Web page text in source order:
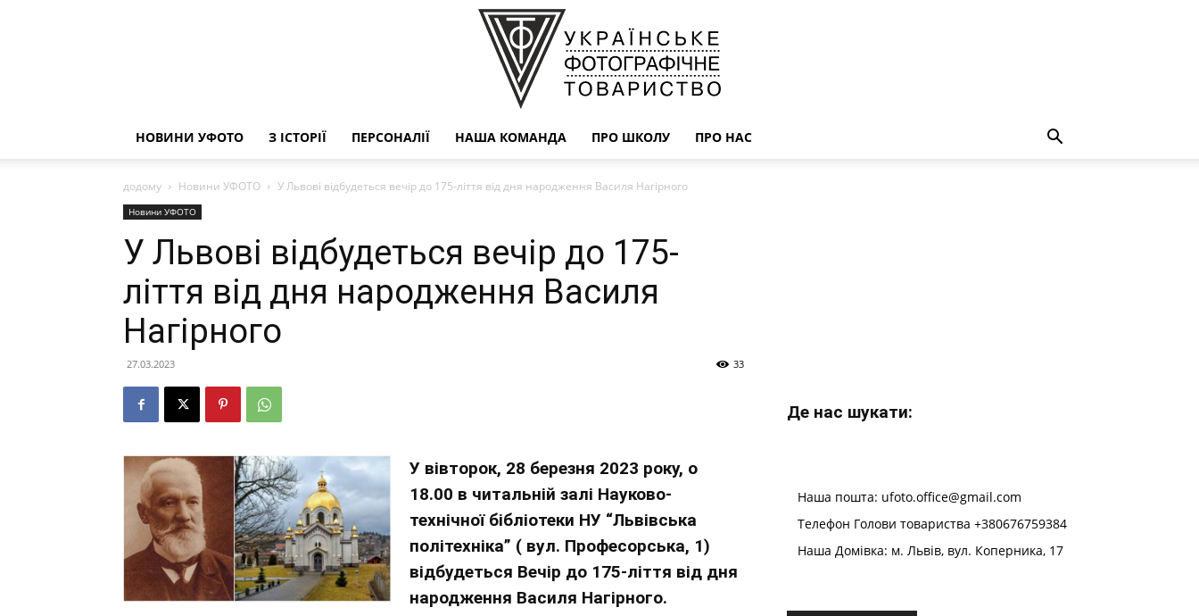
НОВИНИ УФОТО З ІСТОРІЇ ПЕРСОНАЛІЇ НАША КОМАНДА ПРО ШКОЛУ ПРО НАС
додому Новини УФОТО У Львові відбудеться вечір до 175-ліття від дня народження Василя Нагірного
Новини УФОТО
У Львові відбудеться вечір до 175-
ліття від дня народження Василя
Нагірного
27.03.2023 33
У вівторок, 28 березня 2023 року, о
18.00 в читальній залі Науково-
технічної бібліотеки НУ “Львівська
політехніка” ( вул. Професорська, 1)
відбудеться Вечір до 175-ліття від дня
народження Василя Нагірного.
Де нас шукати:
Наша пошта: ufoto.office@gmail.com
Телефон Голови товариства +380676759384
Наша Домівка: м. Львів, вул. Коперника, 17